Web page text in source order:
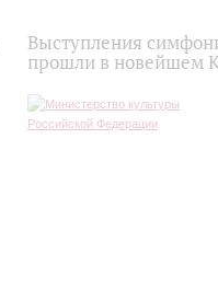
Выступления
прошли в новейшем